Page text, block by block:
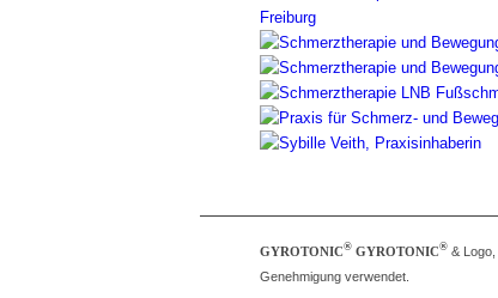
GYROTONIC® GYROTONIC® & Logo,
Genehmigung verwendet.